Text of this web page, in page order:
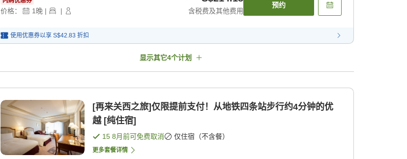
价格： 1 晚 | | 含税费及其他费用
预约
使用优惠券以享 S$42.83 折扣
显示其它4个计划
[再来关西之旅]仅限提前支付！从地铁四条站步行约4分钟的优
越 [纯住宿]
15 8月前可免费取消 仅住宿（不含餐）
更多套餐详情